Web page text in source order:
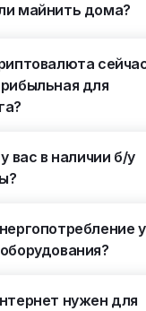
майнить дома?
для
вас в наличии б/у
у
нужен для